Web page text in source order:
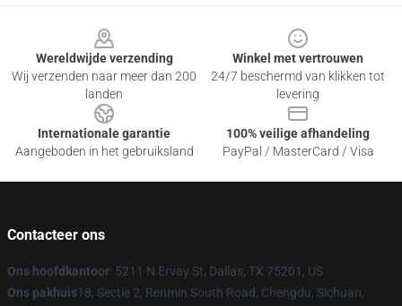
Wereldwijde verzending
Wij verzenden naar meer dan 200
landen
Winkel met vertrouwen
24/7 beschermd van klikken tot
levering
Internationale garantie
Aangeboden in het gebruiksland
100% veilige afhandeling
PayPal / MasterCard / Visa
Contacteer ons
Ons hoofdkantoor: 5211 N Ervay St, Dallas, TX 75201, US
Ons pakhuis18, Sectie 2, Renmin South Road, Chengdu, Sichuan,